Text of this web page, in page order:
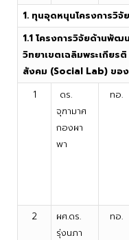
1. ทุนอุดหนุนโครงการวิจั
1.1 โครงการวิจัยด้านพั
วิทยาเขตเฉลิมพระเกีย
สังคม (Social Lab) ของ
1
ดร.
จุฑามาศ
กองผา
พา
ทอ.
2
ผศ.ดร.
รุ่งนภา
ทอ.